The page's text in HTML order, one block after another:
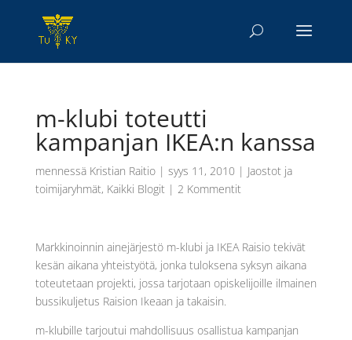
m-klubi toteutti
kampanjan IKEA:n kanssa
mennessä Kristian Raitio| syys 11, 2010 | Jaostot ja
toimijaryhmät, Kaikki Blogit| 2 Kommentit
Markkinoinnin ainejärjestö m-klubi ja IKEA Raisio tekivät
kesän aikana yhteistyötä, jonka tuloksena syksyn aikana
toteutetaan projekti, jossa tarjotaan opiskelijoille ilmainen
bussikuljetus Raision Ikeaan ja takaisin.
m-klubille tarjoutui mahdollisuus osallistua kampanjan